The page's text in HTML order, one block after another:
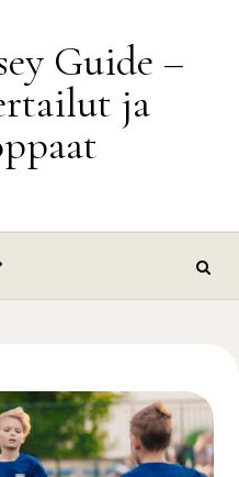
Guide –
ja